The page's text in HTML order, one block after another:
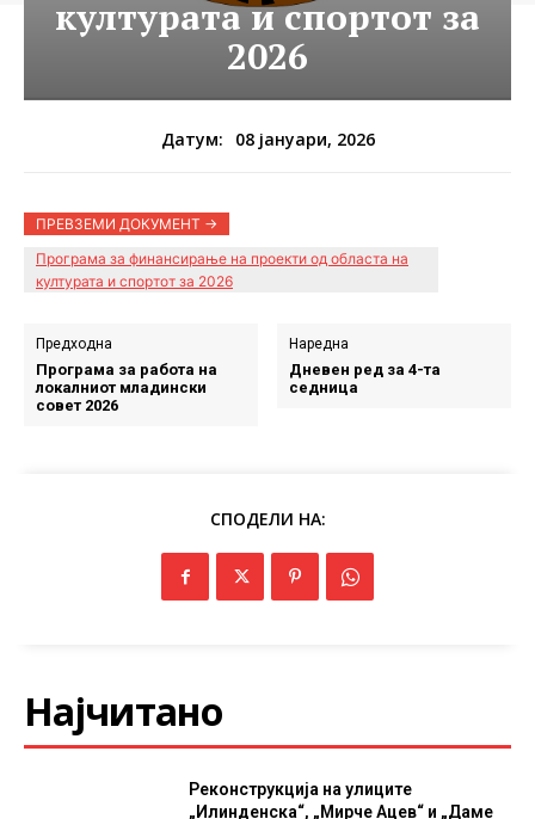
културата и спортот за
2026
Датум: 08 јануари, 2026
ПРЕВЗЕМИ ДОКУМЕНТ ->
Програма за финансирање на проекти од областа на
културата и спортот за 2026
Предходна
Програма за работа на
локалниот младински
совет 2026
Наредна
Дневен ред за 4-та
седница
СПОДЕЛИ НА:
Најчитано
Реконструкција на улиците
„Илинденска“, „Мирче Ацев“ и „Даме